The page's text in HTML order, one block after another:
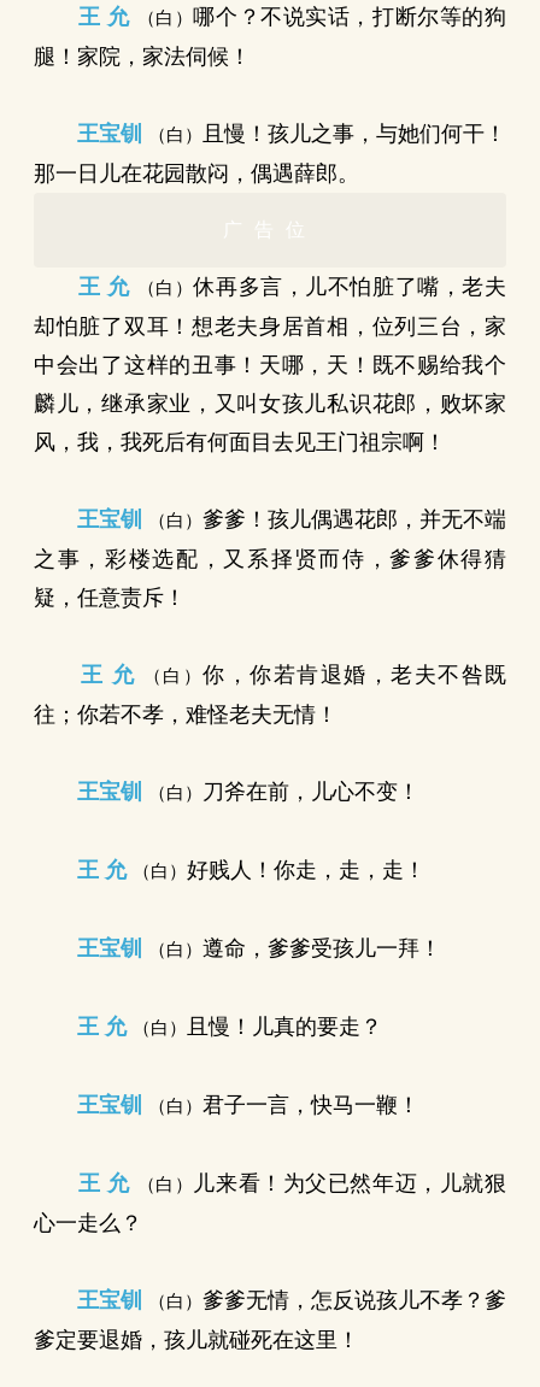
王 允 （白） 哪个？不说实话，打断尔等的狗
腿！家院，家法伺候！
王宝钏 （白）
且慢！孩儿之事，与她们何干！
那一日儿在花园散闷，偶遇薛郎。
广告位
王 允 （白）休再多言，儿不怕脏了嘴，老夫
却怕脏了双耳！想老夫身居首相，位列三台，家
中会出了这样的丑事！天哪，天！既不赐给我个
麟儿，继承家业，又叫女孩儿私识花郎，败坏家
风，我，我死后有何面目去见王门祖宗啊！
王宝钏 （白） 爹爹！孩儿偶遇花郎，并无不端
之事，彩楼选配，又系择贤而侍，爹爹休得猜
疑，任意责斥！
王 允 （白）你，你若肯退婚，老夫不咎既
往；你若不孝，难怪老夫无情！
王宝钏 （白） 刀斧在前，儿心不变！
王 允 （白） 好贱人！你走，走，走！
王宝钏 （白） 遵命，爹爹受孩儿一拜！
王 允 （白） 且慢！儿真的要走？
王宝钏 （白） 君子一言，快马一鞭！
王 允 （白）
儿来看！为父已然年迈，儿就狠
心一走么？
王宝钏 （白） 爹爹无情，怎反说孩儿不孝？爹
爹定要退婚，孩儿就碰死在这里！